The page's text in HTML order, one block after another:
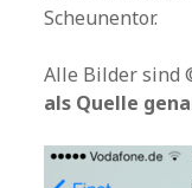
Scheunentor.
Alle Bilder sind
als Quelle